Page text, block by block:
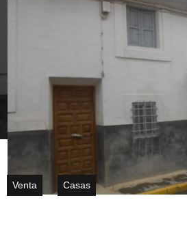
Casas
Venta